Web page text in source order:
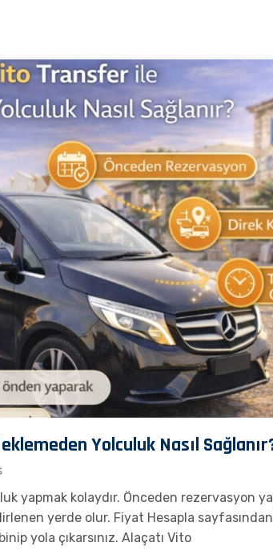
Yolculuk Nasıl
yapmak kolaydır. Önceden rezervasyon
yerde olur. Fiyat Hesapla
yola çıkarsınız. Alaçatı Vito